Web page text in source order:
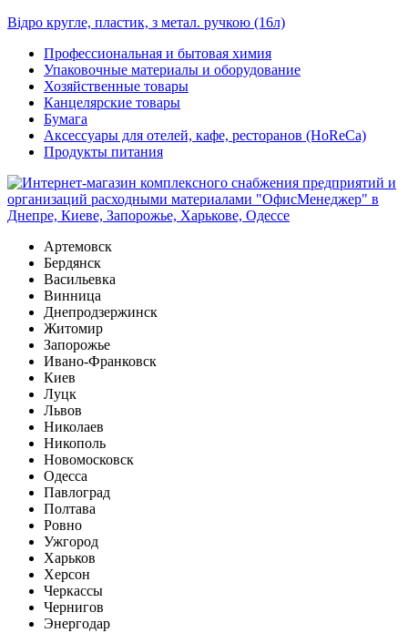
Відро кругле, пластик, з метал. ручкою (16л)
Профессиональная и бытовая химия
Упаковочные материалы и оборудование
Хозяйственные товары
Канцелярские товары
Бумага
Аксессуары для отелей, кафе, ресторанов (HoReCa)
Продукты питания
Артемовск
Бердянск
Васильевка
Винница
Днепродзержинск
Житомир
Запорожье
Ивано-Франковск
Киев
Луцк
Львов
Николаев
Никополь
Новомосковск
Одесса
Павлоград
Полтава
Ровно
Ужгород
Харьков
Херсон
Черкассы
Чернигов
Энергодар